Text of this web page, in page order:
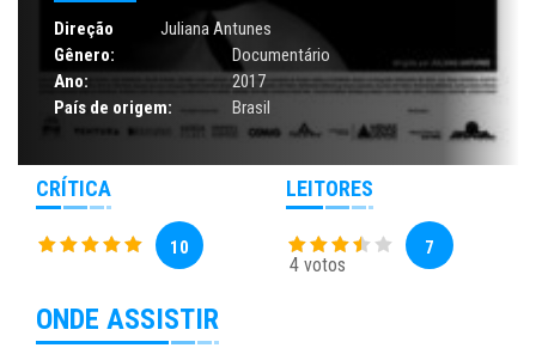
Direção
Juliana Antunes
Gênero:
Documentário
Ano:
2017
País de origem:
Brasil
CRÍTICA
10
LEITORES
4 votos
7
ONDE ASSISTIR